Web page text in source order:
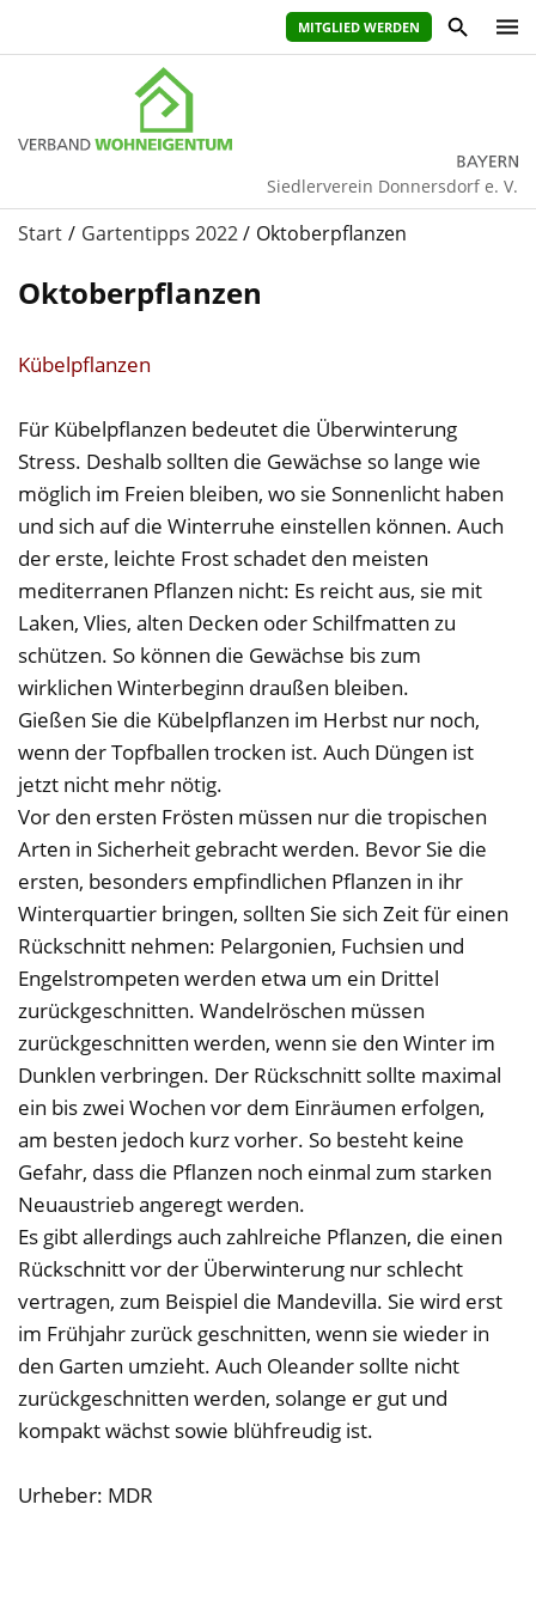
MITGLIED WERDEN
Siedlerverein Donnersdorf e. V.
Start Gartentipps 2022 Oktoberpflanzen
Oktoberpflanzen
Kübelpflanzen
Für Kübelpflanzen bedeutet die Überwinterung
Stress. Deshalb sollten die Gewächse so lange wie
möglich im Freien bleiben, wo sie Sonnenlicht haben
und sich auf die Winterruhe einstellen können. Auch
der erste, leichte Frost schadet den meisten
mediterranen Pflanzen nicht: Es reicht aus, sie mit
Laken, Vlies, alten Decken oder Schilfmatten zu
schützen. So können die Gewächse bis zum
wirklichen Winterbeginn draußen bleiben.
Gießen Sie die Kübelpflanzen im Herbst nur noch,
wenn der Topfballen trocken ist. Auch Düngen ist
jetzt nicht mehr nötig.
Vor den ersten Frösten müssen nur die tropischen
Arten in Sicherheit gebracht werden. Bevor Sie die
ersten, besonders empfindlichen Pflanzen in ihr
Winterquartier bringen, sollten Sie sich Zeit für einen
Rückschnitt nehmen: Pelargonien, Fuchsien und
Engelstrompeten werden etwa um ein Drittel
zurückgeschnitten. Wandelröschen müssen
zurückgeschnitten werden, wenn sie den Winter im
Dunklen verbringen. Der Rückschnitt sollte maximal
ein bis zwei Wochen vor dem Einräumen erfolgen,
am besten jedoch kurz vorher. So besteht keine
Gefahr, dass die Pflanzen noch einmal zum starken
Neuaustrieb angeregt werden.
Es gibt allerdings auch zahlreiche Pflanzen, die einen
Rückschnitt vor der Überwinterung nur schlecht
vertragen, zum Beispiel die Mandevilla. Sie wird erst
im Frühjahr zurück geschnitten, wenn sie wieder in
den Garten umzieht. Auch Oleander sollte nicht
zurückgeschnitten werden, solange er gut und
kompakt wächst sowie blühfreudig ist.
Urheber: MDR